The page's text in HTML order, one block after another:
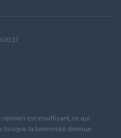
est insuffisant, ce qui
lorsque la luminosité diminue.